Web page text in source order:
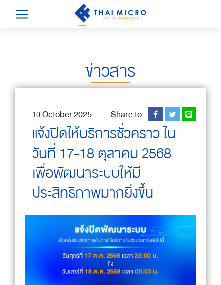
ข่าวสาร
10 October 2025 Share to :
แจ้งปิดให้บริการชั่วคราว ใน
วันที่ 17-18 ตุลาคม 2568
เพื่อพัฒนาระบบให้มี
ประสิทธิภาพมากยิ่งขึ้น